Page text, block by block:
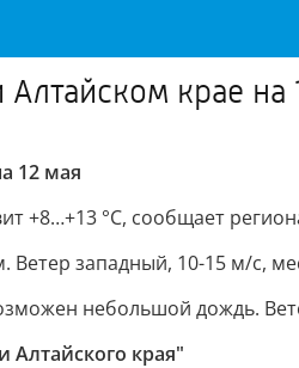
крае на
12 мая
+8…+13 °C, сообщает
западный, 10-15 м/с,
небольшой дождь.
края"